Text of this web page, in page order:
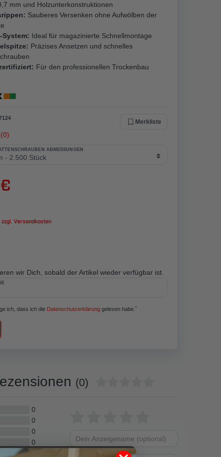
mm und Holzunterkonstruktionen
Sauberes Versenken ohne Aufwölben der
System: Ideal für magazinierte Schnellmontage
Präzises Ansetzen und schnelles
Für den professionellen Trockenbau
Merkliste
(0)
ABMESSUNGEN
Versandkosten
wir Dich, sobald der Artikel wieder verfügbar ist.
ich, dass ich die Daten­schutz­erklärunggelesen habe. *
(0)
0
0
0
0
von
von
von
von
von